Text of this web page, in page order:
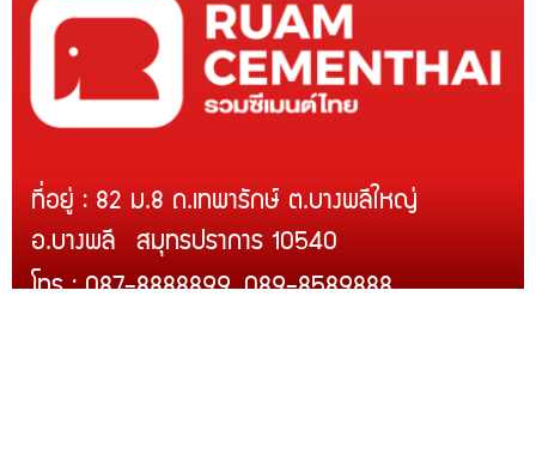
ที่อยู่ : 82 ม.8 ถ.เทพารักษ์ ต.บางพลีใหญ่
อ.บางพลี สมุทรปราการ 10540
โทร : 087-8888899, 089-8589888